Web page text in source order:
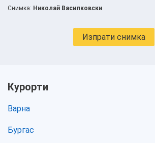
Снимка: Николай Василковски
Изпрати снимка
Курорти
Варна
Бургас